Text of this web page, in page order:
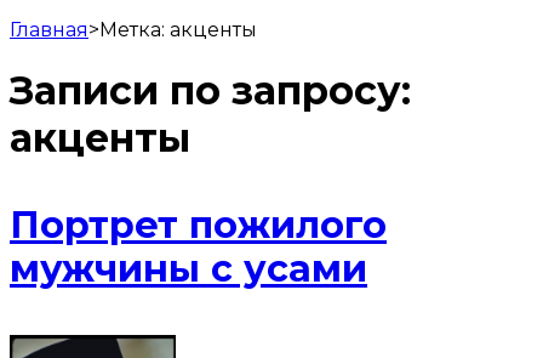
Главная>Метка: акценты
Записи по запросу:
акценты
Портрет пожилого
мужчины с усами